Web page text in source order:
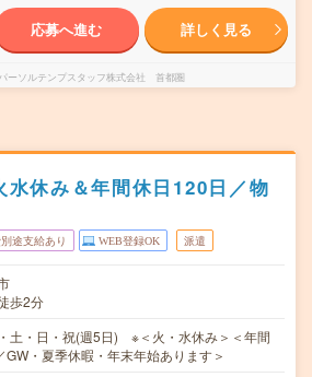
応募へ進む 詳しく見る
ーソルテンプスタッフ株式会社 首都圏
水休み＆年間休日120日／物
途支給あり WEB登録OK 派遣
歩2分
土・日・祝(週5日) ※＜火・水休み＞＜年間
GW・夏季休暇・年末年始あります＞